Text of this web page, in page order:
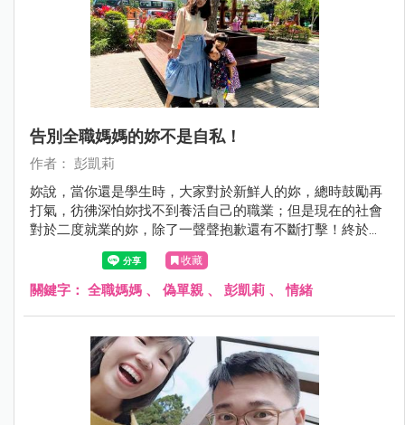
告別全職媽媽的妳不是自私！
作者： 彭凱莉
妳說，當你還是學生時，大家對於新鮮人的妳，總時鼓勵再
打氣，彷彿深怕妳找不到養活自己的職業；但是現在的社會
對於二度就業的妳，除了一聲聲抱歉還有不斷打擊！終於，
找了一份喜歡且有目標的工作，卻還得顧慮家人的想法、生
活和感受。妳問我，如果堅持出門工作，是不是太自私？
收藏
關鍵字： 全職媽媽 、 偽單親 、 彭凱莉 、情緒